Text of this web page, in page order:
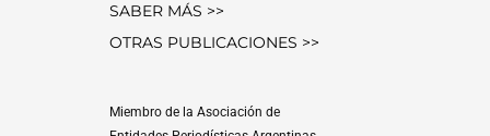
SABER MÁS >>
OTRAS PUBLICACIONES >>
Miembro de la Asociación de